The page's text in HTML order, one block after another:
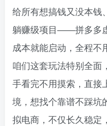
给所有想搞钱又没本钱
躺赚级项目——拼多多
成本就能启动，全程不
咱们这套玩法特别全面
手看完不用摸索，直接
境，想找个靠谱不踩坑
拟电商，不仅长久稳定